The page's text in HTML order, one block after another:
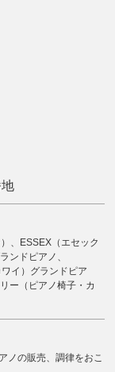
、ESSEX（エセック
ンドピアノ、
イ）グランドピア
ー（ピアノ椅子・カ
ノの販売、調律をおこ